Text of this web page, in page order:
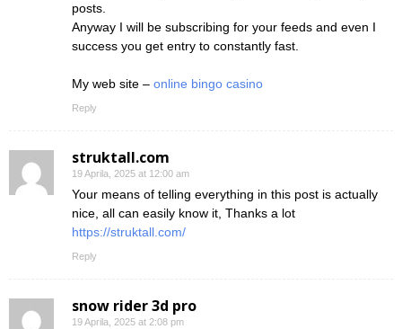
posts.
Anyway I will be subscribing for your feeds and even I
success you get entry to constantly fast.
My web site – online bingo casino
Reply
struktall.com
19 Aprila, 2025 at 12:00 am
Your means of telling everything in this post is actually
nice, all can easily know it, Thanks a lot
https://struktall.com/
Reply
snow rider 3d pro
19 Aprila, 2025 at 2:08 pm